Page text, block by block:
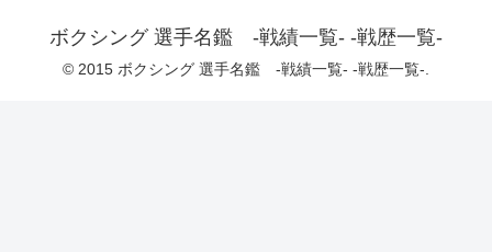
ボクシング 選手名鑑 -戦績一覧- -戦歴一覧-
© 2015 ボクシング 選手名鑑 -戦績一覧- -戦歴一覧-.